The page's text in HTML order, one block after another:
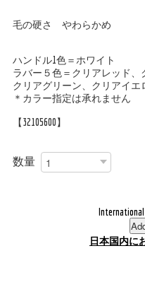
毛の硬さ やわらかめ
ハンドル1色＝ホワイト
ラバー５色＝クリアレッド、
クリアグリーン、クリアイエ
＊カラー指定は承れません
【32105600】
数量
日本国内に